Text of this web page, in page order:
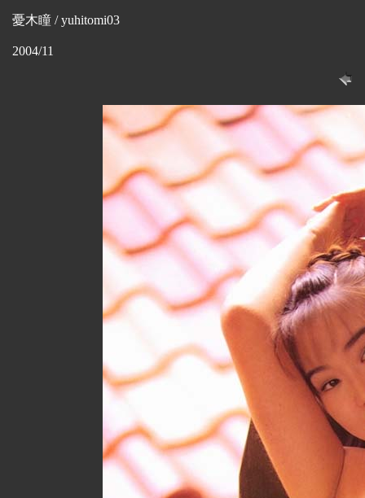
憂木瞳 / yuhitomi03
2004/11